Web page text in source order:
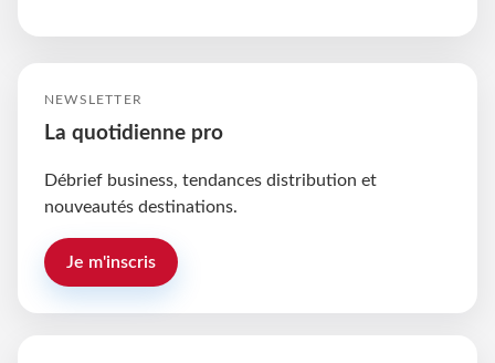
NEWSLETTER
La quotidienne pro
Débrief business, tendances distribution et
nouveautés destinations.
Je m'inscris